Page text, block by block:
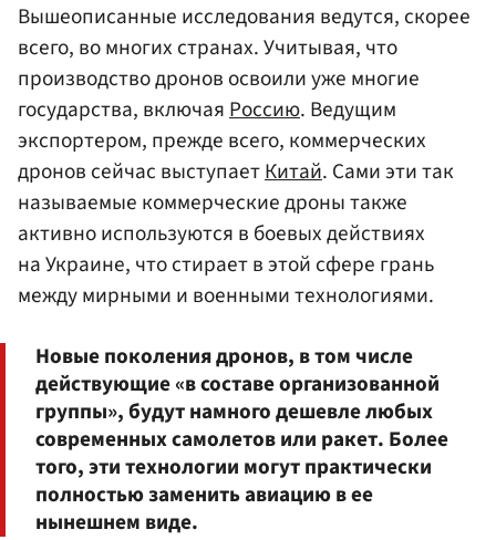
Вышеописанные исследования ведутся, скорее
всего, во многих странах. Учитывая, что
производство дронов освоили уже многие
государства, включаяРоссию. Ведущим
экспортером, прежде всего, коммерческих
дронов сейчас выступаетКитай. Сами эти так
называемые коммерческие дроны также
активно используются в боевых действиях
на Украине, что стирает в этой сфере грань
между мирными и военными технологиями.
Новые поколения дронов, в том числе
действующие «в составе организованной
группы», будут намного дешевле любых
современных самолетов или ракет. Более
того, эти технологии могут практически
полностью заменить авиацию в ее
нынешнем виде.